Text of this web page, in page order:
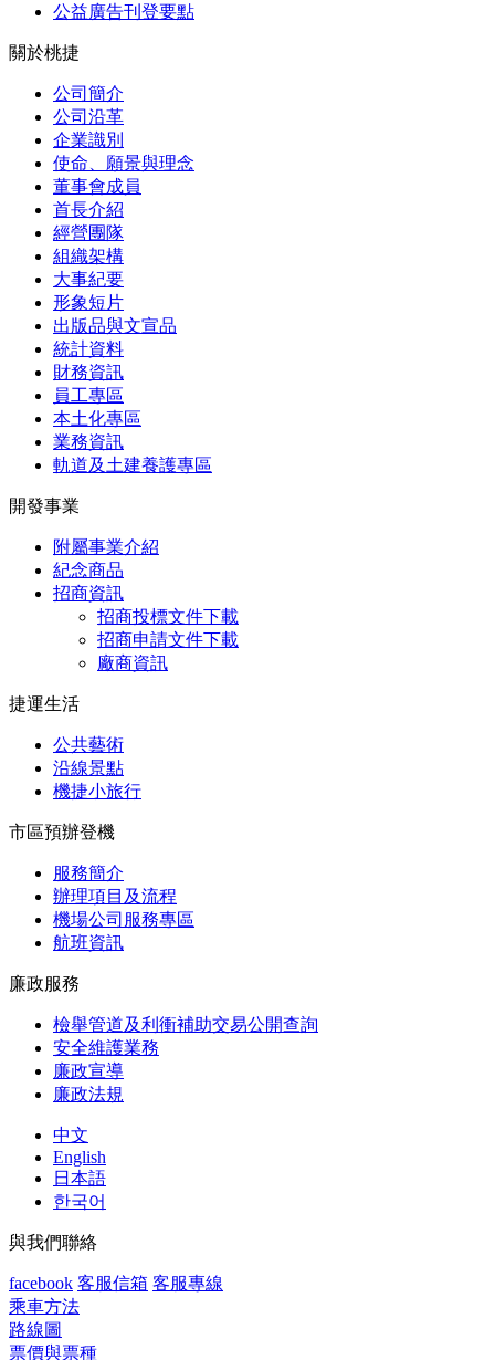
公益廣告刊登要點
關於桃捷
公司簡介
公司沿革
企業識別
使命、願景與理念
董事會成員
首長介紹
經營團隊
組織架構
大事紀要
形象短片
出版品與文宣品
統計資料
財務資訊
員工專區
本土化專區
業務資訊
軌道及土建養護專區
開發事業
附屬事業介紹
紀念商品
招商資訊
招商投標文件下載
招商申請文件下載
廠商資訊
捷運生活
公共藝術
沿線景點
機捷小旅行
市區預辦登機
服務簡介
辦理項目及流程
機場公司服務專區
航班資訊
廉政服務
檢舉管道及利衝補助交易公開查詢
安全維護業務
廉政宣導
廉政法規
中文
English
日本語
한국어
與我們聯絡
facebook 客服信箱 客服專線
乘車方法
路線圖
票價與票種